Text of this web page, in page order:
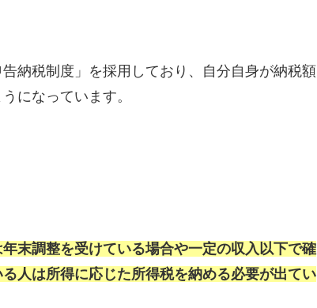
納税制度」を採用しており、自分自身が納税額
になっています。
末調整を受けている場合や一定の収入以下で確
人は所得に応じた所得税を納める必要が出てい